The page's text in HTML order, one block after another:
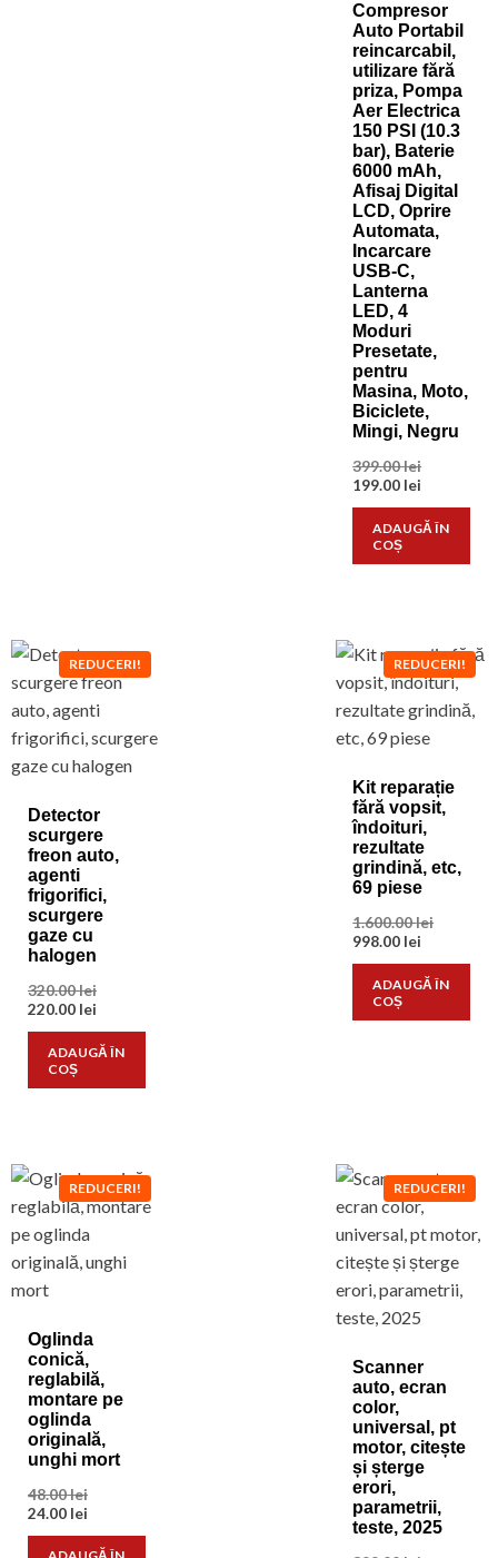
Compresor
Auto Portabil
reincarcabil,
utilizare fără
priza, Pompa
Aer Electrica
150 PSI (10.3
bar), Baterie
6000 mAh,
Afisaj Digital
LCD, Oprire
Automata,
Incarcare
USB-C,
Lanterna
LED, 4
Moduri
Presetate,
pentru
Masina, Moto,
Biciclete,
Mingi, Negru
399.00leiPrețul
a
fost:
199.00 lei
curent
este:
ADAUGĂ ÎN
COȘ
REDUCERI!
Detector
scurgere
freon auto,
agenti
frigorifici,
scurgere
gaze cu
halogen
320.00leiPrețul
fost:
220.00 lei
este:
ADAUGĂ ÎN
COȘ
REDUCERI!
Kit reparație
fără vopsit,
îndoituri,
rezultate
grindină, etc,
69 piese
1.600.00leiPrețul
fost:
998.00 lei
este:
ADAUGĂ ÎN
COȘ
REDUCERI!
Oglinda
conică,
reglabilă,
montare pe
oglinda
originală,
unghi mort
48.00leiPrețul
fost:
24.00 lei
este:
REDUCERI!
Scanner
auto, ecran
color,
universal, pt
motor, citește
și șterge
erori,
parametrii,
teste, 2025